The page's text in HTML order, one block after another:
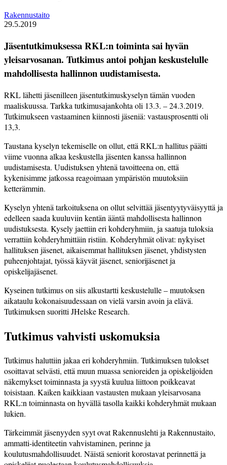
Rakennustaito
29.5.2019
Jäsentutkimuksessa RKL:n toiminta sai hyvän
yleisarvosanan. Tutkimus antoi pohjan keskustelulle
mahdollisesta hallinnon uudistamisesta.
RKL lähetti jäsenilleen jäsentutkimuskyselyn tämän vuoden
maaliskuussa. Tarkka tutkimusajankohta oli 13.3. – 24.3.2019.
Tutkimukseen vastaaminen kiinnosti jäseniä: vastausprosentti oli
13,3.
Taustana kyselyn tekemiselle on ollut, että RKL:n hallitus päätti
viime vuonna alkaa keskustella jäsenten kanssa hallinnon
uudistamisesta. Uudistuksen yhtenä tavoitteena on, että
kykenisimme jatkossa reagoimaan ympäristön muutoksiin
ketterämmin.
Kyselyn yhtenä tarkoituksena on ollut selvittää jäsentyytyväisyyttä ja
edelleen saada kuuluviin kentän ääntä mahdollisesta hallinnon
uudistuksesta. Kysely jaettiin eri kohderyhmiin, ja saatuja tuloksia
verrattiin kohderyhmittäin ristiin. Kohderyhmät olivat: nykyiset
hallituksen jäsenet, aikaisemmat hallituksen jäsenet, yhdistysten
puheenjohtajat, työssä käyvät jäsenet, seniorijäsenet ja
opiskelijajäsenet.
Kyseinen tutkimus on siis alkustartti keskustelulle – muutoksen
aikataulu kokonaisuudessaan on vielä varsin avoin ja elävä.
Tutkimuksen suoritti JHelske Research.
Tutkimus vahvisti uskomuksia
Tutkimus haluttiin jakaa eri kohderyhmiin. Tutkimuksen tulokset
osoittavat selvästi, että muun muassa senioreiden ja opiskelijoiden
näkemykset toiminnasta ja syystä kuulua liittoon poikkeavat
toisistaan. Kaiken kaikkiaan vastausten mukaan yleisarvosana
RKL:n toiminnasta on hyvällä tasolla kaikki kohderyhmät mukaan
lukien.
Tärkeimmät jäsenyyden syyt ovat Rakennuslehti ja Rakennustaito,
ammatti-identiteetin vahvistaminen, perinne ja
koulutusmahdollisuudet. Näistä seniorit korostavat perinnettä ja